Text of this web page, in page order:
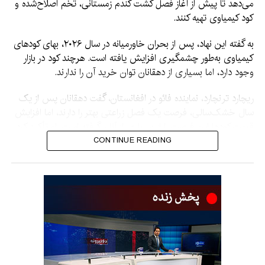
می‌دهد تا پیش از آغاز فصل کشت گندم زمستانی، تخم اصلاح‌شده و
کود کیمیاوی تهیه کنند.
به گفته این نهاد، پس از بحران خاورمیانه در سال ۲۰۲۶، بهای کودهای
کیمیاوی به‌طور چشمگیری افزایش یافته است. هرچند کود در بازار
وجود دارد، اما بسیاری از دهقانان توان خرید آن را ندارند.
ریچارد ترنچارد، نماینده فائو در افغانستان، گفت دهقانان پس از یک
قیمت کودها این فرصت را از بسیاری از آنان گرفته است. او تأکید کرد
که مشکل، کمبود کود نیست، بلکه گرانی آن است.
فائو هشدار داد که اگر دهقانان نتوانند کود کافی خریداری کنند،
حاصلات گندم کاهش می‌یابد، امنیت غذایی خانواده‌ها آسیب می‌بیند
و قرض آنان بیشتر می‌شود. به گفته این نهاد، خانواده‌های
آسیب‌پذیر، زنان سرپرست خانواده و بازگشت‌کنندگان بیشترین آسیب
را خواهند دید.
فائو گفته است که با استفاده از یک سیستم ثبت‌نام و کوپن
CONTINUE READING